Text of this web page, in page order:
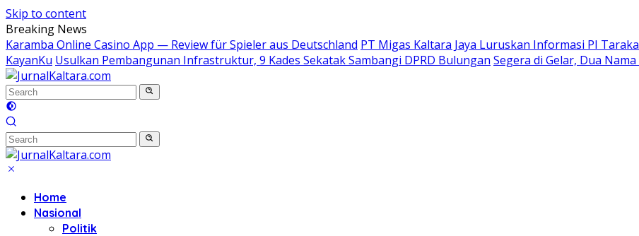
Skip to content
Breaking News
Karamba Online Casino App — Review für Spieler aus Deutschland PT Migas Kaltara Jaya Luruskan Informasi PI
KayanKu Usulkan Pembangunan Infrastruktur, 9 Kades Sekatak Sambangi DPRD Bulungan Segera di Gelar, Dua
Home
Nasional
Politik